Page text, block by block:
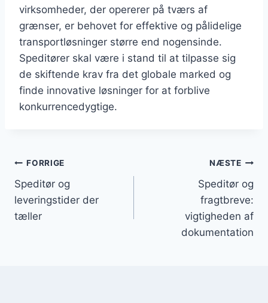
virksomheder, der opererer på tværs af
grænser, er behovet for effektive og pålidelige
transportløsninger større end nogensinde.
Speditører skal være i stand til at tilpasse sig
de skiftende krav fra det globale marked og
finde innovative løsninger for at forblive
konkurrencedygtige.
Indlægsnavigation
FORRIGE
Speditør og
leveringstider der
tæller
NÆSTE
Speditør og
fragtbreve:
vigtigheden af
dokumentation